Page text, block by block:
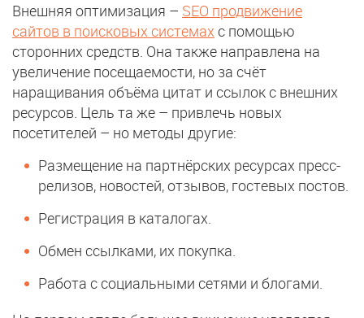
Внешняя оптимизация – SEO продвижение
сайтов в поисковых системах с помощью
сторонних средств. Она также направлена на
увеличение посещаемости, но за счёт
наращивания объёма цитат и ссылок с внешних
ресурсов. Цель та же – привлечь новых
посетителей – но методы другие:
Размещение на партнёрских ресурсах пресс-
релизов, новостей, отзывов, гостевых постов.
Регистрация в каталогах.
Обмен ссылками, их покупка.
Работа с социальными сетями и блогами.